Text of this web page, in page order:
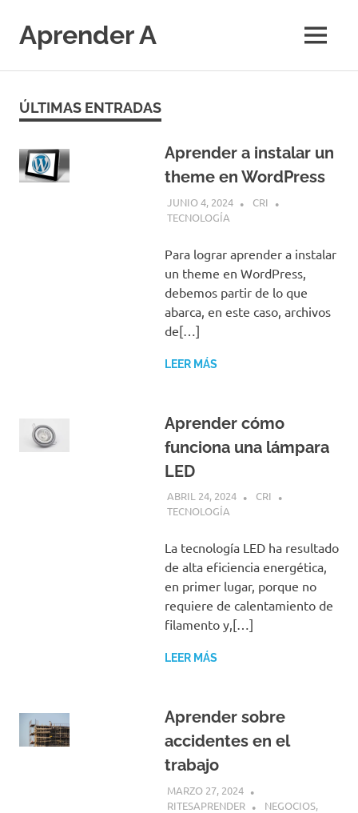
contenido
Aprender A
divertido
MENÚ
ÚLTIMAS ENTRADAS
Aprender a instalar un
theme en WordPress
JUNIO 4, 2024
CRI
TECNOLOGÍA
Para lograr aprender a instalar
un theme en WordPress,
debemos partir de lo que
abarca, en este caso, archivos
de[…]
LEER MÁS
Aprender cómo
funciona una lámpara
LED
ABRIL 24, 2024
CRI
TECNOLOGÍA
La tecnología LED ha resultado
de alta eficiencia energética,
en primer lugar, porque no
requiere de calentamiento de
filamento y,[…]
LEER MÁS
Aprender sobre
accidentes en el
trabajo
MARZO 27, 2024
RITESAPRENDER
NEGOCIOS,